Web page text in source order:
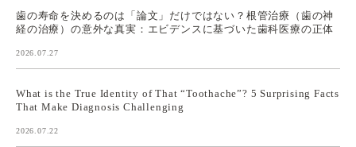
歯の寿命を決めるのは「論文」だけではない？根管治療（歯の神
経の治療）の意外な真実：エビデンスに基づいた歯科医療の正体
2026.07.27
What is the True Identity of That “Toothache”? 5 Surprising Facts
That Make Diagnosis Challenging
2026.07.22